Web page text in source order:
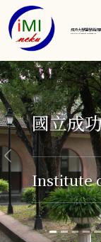
成功大學醫學資訊
Institute of Medical Informatics
Previous